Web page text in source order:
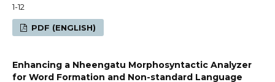
1-12
PDF (ENGLISH)
Enhancing a Nheengatu Morphosyntactic Analyzer
for Word Formation and Non-standard Language